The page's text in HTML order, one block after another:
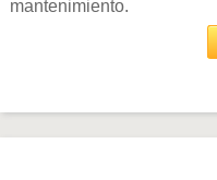
mantenimiento.